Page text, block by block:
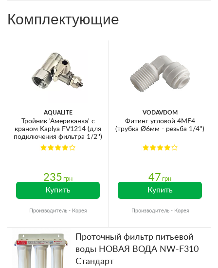
Комплектующие
AQUALITE
Тройник 'Американка' с
краном Kaplya FV1214 (для
подключения фильтра 1/2'')
235 грн
Купить
Производитель - Корея
VODAVDOM
Фитинг угловой 4ME4
(трубка Ø6мм - резьба 1/4'')
47 грн
Купить
Производитель - Корея
Проточный фильтр питьевой
воды НОВАЯ ВОДА NW-F310
Стандарт